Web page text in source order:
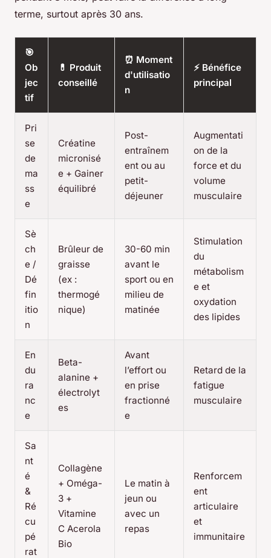
terme, surtout après 30 ans.
🎯
Ob
jec
tif
💊 Produit
conseillé
⏰ Moment
d'utilisatio
n
⚡ Bénéfice
principal
Pri
se
de
ma
ss
e
Créatine
micronisé
e + Gainer
équilibré
Post-
entraînem
ent ou au
petit-
déjeuner
Augmentati
on de la
force et du
volume
musculaire
Sè
ch
e /
Dé
fin
itio
n
Brûleur de
graisse
(ex :
thermogé
nique)
30-60 min
avant le
sport ou en
milieu de
matinée
Stimulation
du
métabolism
e et
oxydation
des lipides
En
du
ra
nc
e
Beta-
alanine +
électrolyt
es
Avant
l’effort ou
en prise
fractionné
e
Retard de la
fatigue
musculaire
Sa
nt
é
&
Ré
cu
pé
rat
Collagène
+ Oméga-
3 +
Vitamine
C Acerola
Bio
Le matin à
jeun ou
avec un
repas
Renforcem
ent
articulaire
et
immunitaire